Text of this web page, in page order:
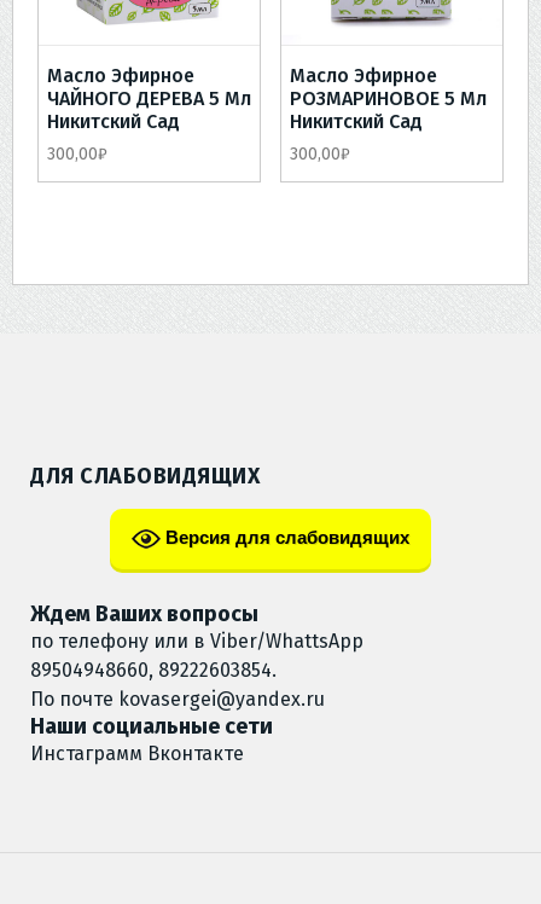
Масло Эфирное
ЧАЙНОГО ДЕРЕВА 5 Мл
Никитский Сад
300,00₽
Масло Эфирное
РОЗМАРИНОВОЕ 5 Мл
Никитский Сад
300,00₽
ДЛЯ СЛАБОВИДЯЩИХ
Версия для слабовидящих
Ждем Ваших вопросы
по телефону или в Viber/WhattsApp
89504948660, 89222603854.
По почте kovasergei@yandex.ru
Наши социальные сети
Инстаграмм Вконтакте